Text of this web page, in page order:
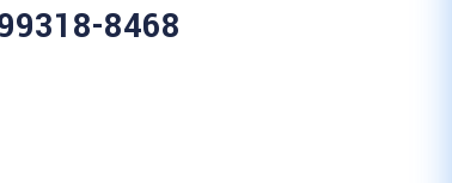
8468